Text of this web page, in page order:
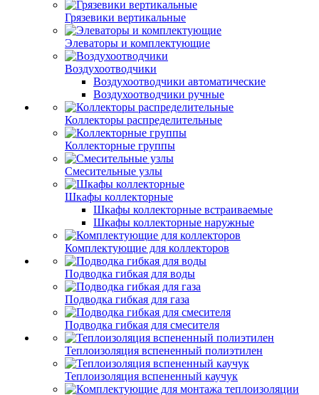
Грязевики вертикальные
Элеваторы и комплектующие
Воздухоотводчики
Воздухоотводчики автоматические
Воздухоотводчики ручные
Коллекторы распределительные
Коллекторные группы
Смесительные узлы
Шкафы коллекторные
Шкафы коллекторные встраиваемые
Шкафы коллекторные наружные
Комплектующие для коллекторов
Подводка гибкая для воды
Подводка гибкая для газа
Подводка гибкая для смесителя
Теплоизоляция вспененный полиэтилен
Теплоизоляция вспененный каучук